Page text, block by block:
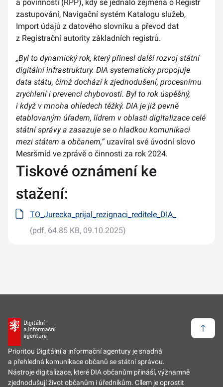
a povinností (RPP), kdy se jednalo zejména o Registr
zastupování, Navigační systém Katalogu služeb,
Import údajů z datového slovníku a převod dat
z Registrační autority základních registrů.
„Byl to dynamický rok, který přinesl další rozvoj státní
digitální infrastruktury. DIA systematicky propojuje
data státu, čímž dochází k zjednodušení, procesnímu
zrychlení i prevenci chybovosti. Byl to rok úspěšný,
i když v mnoha ohledech těžký. DIA je již pevně
etablovaným úřadem, lídrem v oblasti digitalizace celé
státní správy a zasazuje se o hladkou komunikaci
mezi státem a občanem,“uzavíral své úvodní slovo
Mesršmíd ve zprávě o činnosti za rok 2024.
Tiskové oznámení ke
stažení:
TO_Jurecka_prijal_rezignaci_reditele_DIA_
(pdf, 64.85 KB, 09.10.2025)
Prioritou Digitální a informační agentury je snadná
a přehledná komunikace občanů se státní správou.
Nástroje digitalizace, které DIA občanům přináší, významně
zjednodušují život občanům i úředníkům. Cílem je oprostit
Zpět